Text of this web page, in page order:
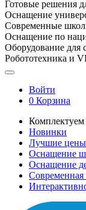
Готовые решения
Оснащение
Современные
Оснащение по
Оборудование для
Робототехника и
Войти
0 Корзина
Комплектуем
Новинки
Лучшие цены
Оснащение
Оснащение
Современная